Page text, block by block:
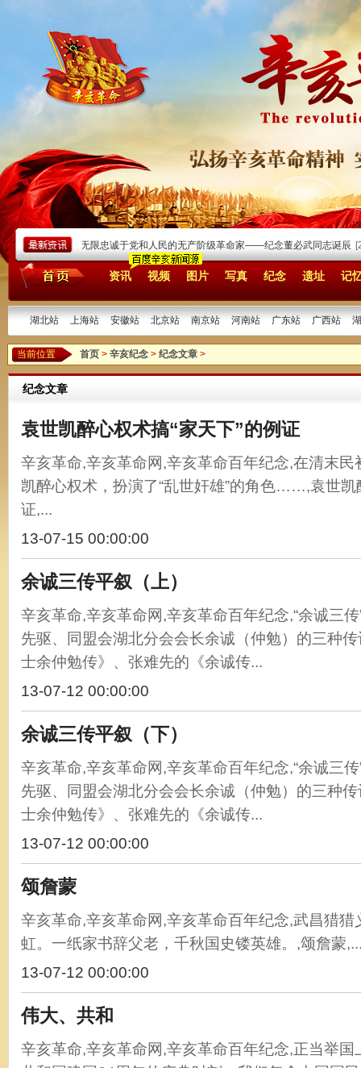
[2026/03/12] 无限忠诚于党和人民的无产阶级革命家——纪念董必武同志诞辰
资讯 视频 图片 写真 纪念 遗址 记
湖北站 上海站 安徽站 北京站 南京站 河南站 广东站 广西站
当前位置 首页 > 辛亥纪念 > 纪念文章 >
纪念文章
袁世凯醉心权术搞“家天下”的例证
辛亥革命,辛亥革命网,辛亥革命百年纪念,在清末
凯醉心权术，扮演了“乱世奸雄”的角色……,袁世凯
证,...
13-07-15 00:00:00
余诚三传平叙（上）
辛亥革命,辛亥革命网,辛亥革命百年纪念,“余诚三
先驱、同盟会湖北分会会长余诚（仲勉）的三种
士余仲勉传》、张难先的《余诚传...
13-07-12 00:00:00
余诚三传平叙（下）
辛亥革命,辛亥革命网,辛亥革命百年纪念,“余诚三
先驱、同盟会湖北分会会长余诚（仲勉）的三种
士余仲勉传》、张难先的《余诚传...
13-07-12 00:00:00
颂詹蒙
辛亥革命,辛亥革命网,辛亥革命百年纪念,武昌猎
虹。一纸家书辞父老，千秋国史镂英雄。,颂詹蒙
13-07-12 00:00:00
伟大、共和
辛亥革命,辛亥革命网,辛亥革命百年纪念,正当举